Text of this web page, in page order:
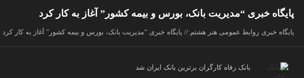
پایگاه خبری “مدیریت بانک، بورس و بیمه کشور” آغاز به کار کرد
پایگاه خبری روابط عمومی هنر هشتم:// پایگاه خبری “مدیریت بانک، بورس و بیمه کشور” آغاز به کار کرد
بانک رفاه کارگران برترین بانک ایران شد